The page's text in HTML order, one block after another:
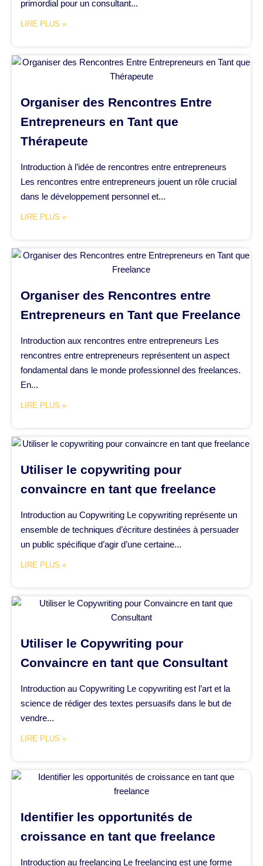
primordial pour un consultant...
LIRE PLUS »
Organiser des Rencontres Entre
Entrepreneurs en Tant que
Thérapeute
Introduction à l’idée de rencontres entre entrepreneurs
Les rencontres entre entrepreneurs jouent un rôle crucial
dans le développement personnel et...
LIRE PLUS »
Organiser des Rencontres entre
Entrepreneurs en Tant que Freelance
Introduction aux rencontres entre entrepreneurs Les
rencontres entre entrepreneurs représentent un aspect
fondamental dans le monde professionnel des freelances.
En...
LIRE PLUS »
Utiliser le copywriting pour
convaincre en tant que freelance
Introduction au Copywriting Le copywriting représente un
ensemble de techniques d’écriture destinées à persuader
un public spécifique d’agir d’une certaine...
LIRE PLUS »
Utiliser le Copywriting pour
Convaincre en tant que Consultant
Introduction au Copywriting Le copywriting est l’art et la
science de rédiger des textes persuasifs dans le but de
vendre...
LIRE PLUS »
Identifier les opportunités de
croissance en tant que freelance
Introduction au freelancing Le freelancing est une forme